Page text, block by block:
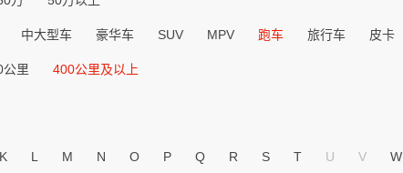
中大型车 豪华车 SUV MPV 跑车 旅行车 皮卡
里 400公里及以上
K L M N O P Q R S T U V W